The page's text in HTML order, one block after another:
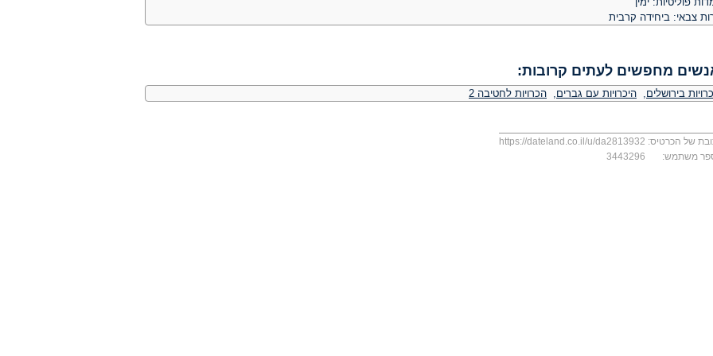
צבאי: ביחידה קרבית
מחפשים לעתים קרובות:
בירושלים, היכרויות עם גברים, הכרויות לחטיבה 2
של הכרטיס: https://dateland.co.il/u/da2813932
משתמש:
3443296